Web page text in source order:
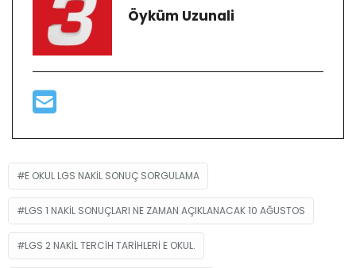
Öyküm Uzunali
E OKUL LGS NAKIL SONUÇ SORGULAMA
LGS 1 NAKIL SONUÇLARI NE ZAMAN AÇIKLANACAK 10 AĞUSTOS
LGS 2 NAKIL TERCIH TARIHLERI E OKUL.